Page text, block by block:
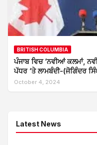
BRITISH COLUMBIA
ਪੰਜਾਬ ਵਿਚ ‘ਨਵੀਆਂ ਕਲਮਾਂ,
ਪੱਧਰ ‘ਤੇ ਲਾਮਬੰਦੀ-(ਜੋਗਿੰਦਰ
October 4, 2024
Latest News